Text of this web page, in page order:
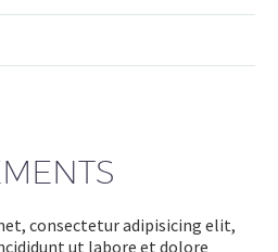
consectetur adipisicing elit,
ut labore et dolore